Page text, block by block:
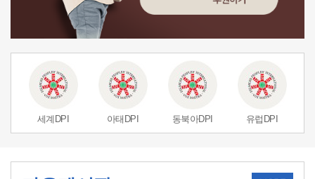
세계DPI 아태DPI 동북아DPI 유럽DPI